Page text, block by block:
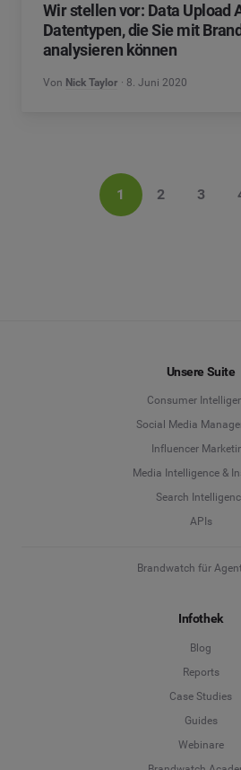
Wir stellen vor: Data Upload
Datentypen, die Sie mit
analysieren können
Von Nick Taylor 8. Juni 2020
1 2 3
Unsere Suite
Consumer
Social Media
Influencer
Media Intelligence &
Search
APIs
Brandwatch für
Infothek
Blog
Reports
Case Studies
Guides
Webinare